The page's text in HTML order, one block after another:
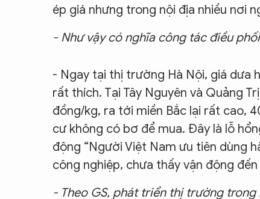
ép giá nhưng trong nội địa nhiều nơi
- Như vậy có nghĩa công tác điều
- Ngay tại thị trường Hà Nội, giá dưa
rất thích. Tại Tây Nguyên và Quảng
đồng/kg, ra tới miền Bắc lại rất cao,
cư không có bơ để mua. Đây là lỗ
động “Người Việt Nam ưu tiên dùng
công nghiệp, chưa thấy vận động
- Theo GS, phát triển thị trường